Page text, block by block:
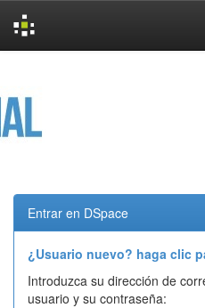
Entrar en DSpace
¿Usuario nuevo? haga clic
Introduzca su dirección de
usuario y su contraseña: